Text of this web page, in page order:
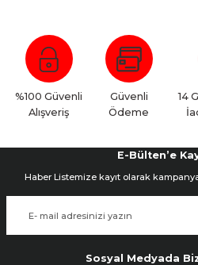
Bu ürüne ilk
Yorum
%100 Güvenli
Alışveriş
Güvenli
Ödeme
14
E-Bülten’e
Haber Listemize kayıt olarak
Sosyal Medyada